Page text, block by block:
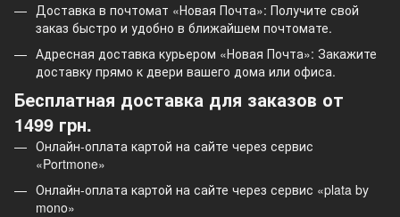
Доставка в почтомат «Новая Почта»: Получите свой
заказ быстро и удобно в ближайшем почтомате.
Адресная доставка курьером «Новая Почта»: Закажите
доставку прямо к двери вашего дома или офиса.
Бесплатная доставка для заказов от
1499 грн.
Онлайн-оплата картой на сайте через сервис
«Portmone»
Онлайн-оплата картой на сайте через сервис «plata by
mono»